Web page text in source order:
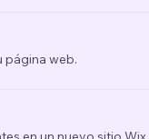
página web.